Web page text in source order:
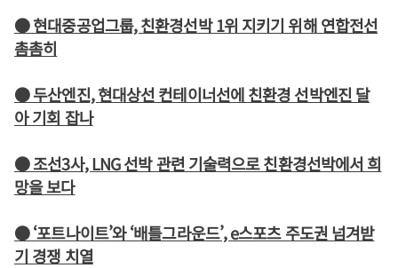
● 현대중공업그룹, 친환경선박 1위 지키기 위해 연합전선
촘촘히
● 두산엔진, 현대상선 컨테이너선에 친환경 선박엔진 달
아 기회 잡나
● 조선3사, LNG 선박 관련 기술력으로 친환경선박에서 희
망을 보다
● ‘포트나이트’와 ‘배틀그라운드’, e스포츠 주도권 넘겨받
기 경쟁 치열